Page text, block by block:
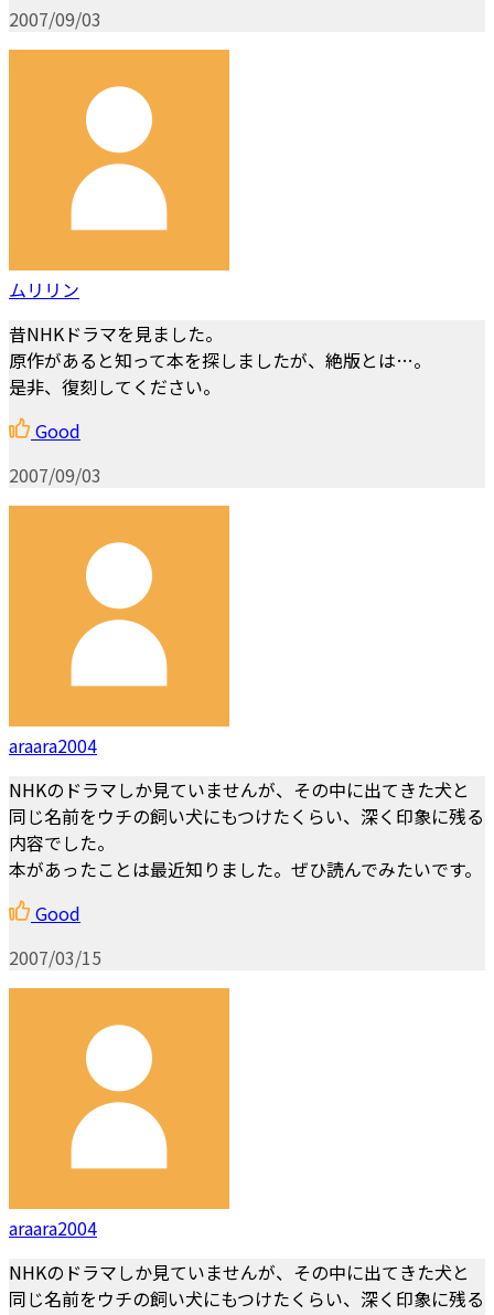
2007/09/03
ムリリン
昔NHKドラマを見ました。
原作があると知って本を探しましたが、絶版とは…。
是非、復刻してください。
Good
2007/09/03
araara2004
NHKのドラマしか見ていませんが、その中に出てきた犬と
同じ名前をウチの飼い犬にもつけたくらい、深く印象に残る
内容でした。
本があったことは最近知りました。ぜひ読んでみたいです。
Good
2007/03/15
araara2004
NHKのドラマしか見ていませんが、その中に出てきた犬と
同じ名前をウチの飼い犬にもつけたくらい、深く印象に残る